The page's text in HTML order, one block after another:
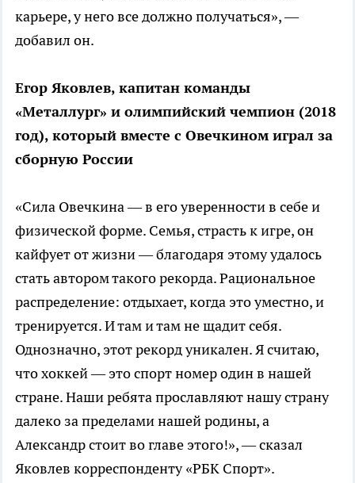
карьере, у него все должно получаться», —
добавил он.
Егор Яковлев, капитан команды
«Металлург» и олимпийский чемпион (2018
год), который вместе с Овечкином играл за
сборную России
«Сила Овечкина — в его уверенности в себе и
физической форме. Семья, страсть к игре, он
кайфует от жизни — благодаря этому удалось
стать автором такого рекорда. Рациональное
распределение: отдыхает, когда это уместно, и
тренируется. И там и там не щадит себя.
Однозначно, этот рекорд уникален. Я считаю,
что хоккей — это спорт номер один в нашей
стране. Наши ребята прославляют нашу страну
далеко за пределами нашей родины, а
Александр стоит во главе этого!», — сказал
Яковлев корреспонденту «РБК Спорт».